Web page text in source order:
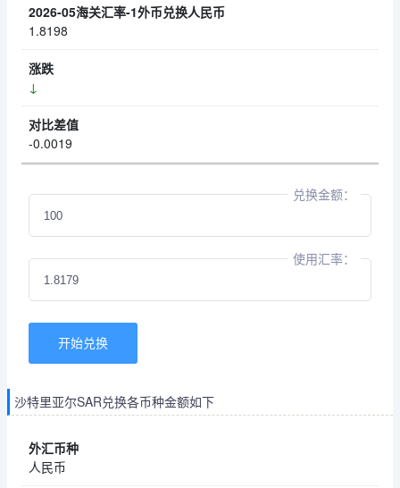
1.8198
↓
-0.0019
兑换金额：
使用汇率：
沙特里亚尔SAR兑换各币种金额如下
人民币